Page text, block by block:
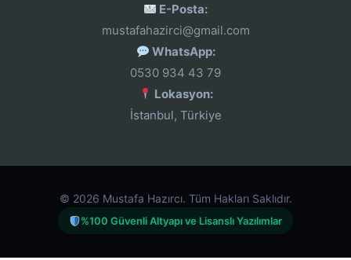
E-Posta:
mustafahazirci@gmail.com
WhatsApp:
0530 934 43 79
Lokasyon:
İstanbul, Türkiye
© 2026 Mustafa Hazırcı. Tüm Hakları Saklıdır.
%100 Güvenli Altyapı ve Lisanslı Yazılımlar